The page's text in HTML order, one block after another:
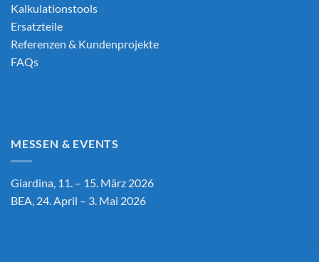
Kalkulationstools
Ersatzteile
Referenzen & Kundenprojekte
FAQs
MESSEN & EVENTS
Giardina, 11. – 15. März 2026
BEA, 24. April – 3. Mai 2026